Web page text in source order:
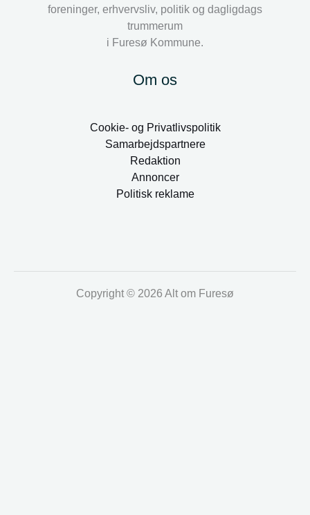
foreninger, erhvervsliv, politik og dagligdags
trummerum
i Furesø Kommune.
Om os
Cookie- og Privatlivspolitik
Samarbejdspartnere
Redaktion
Annoncer
Politisk reklame
Copyright © 2026 Alt om Furesø